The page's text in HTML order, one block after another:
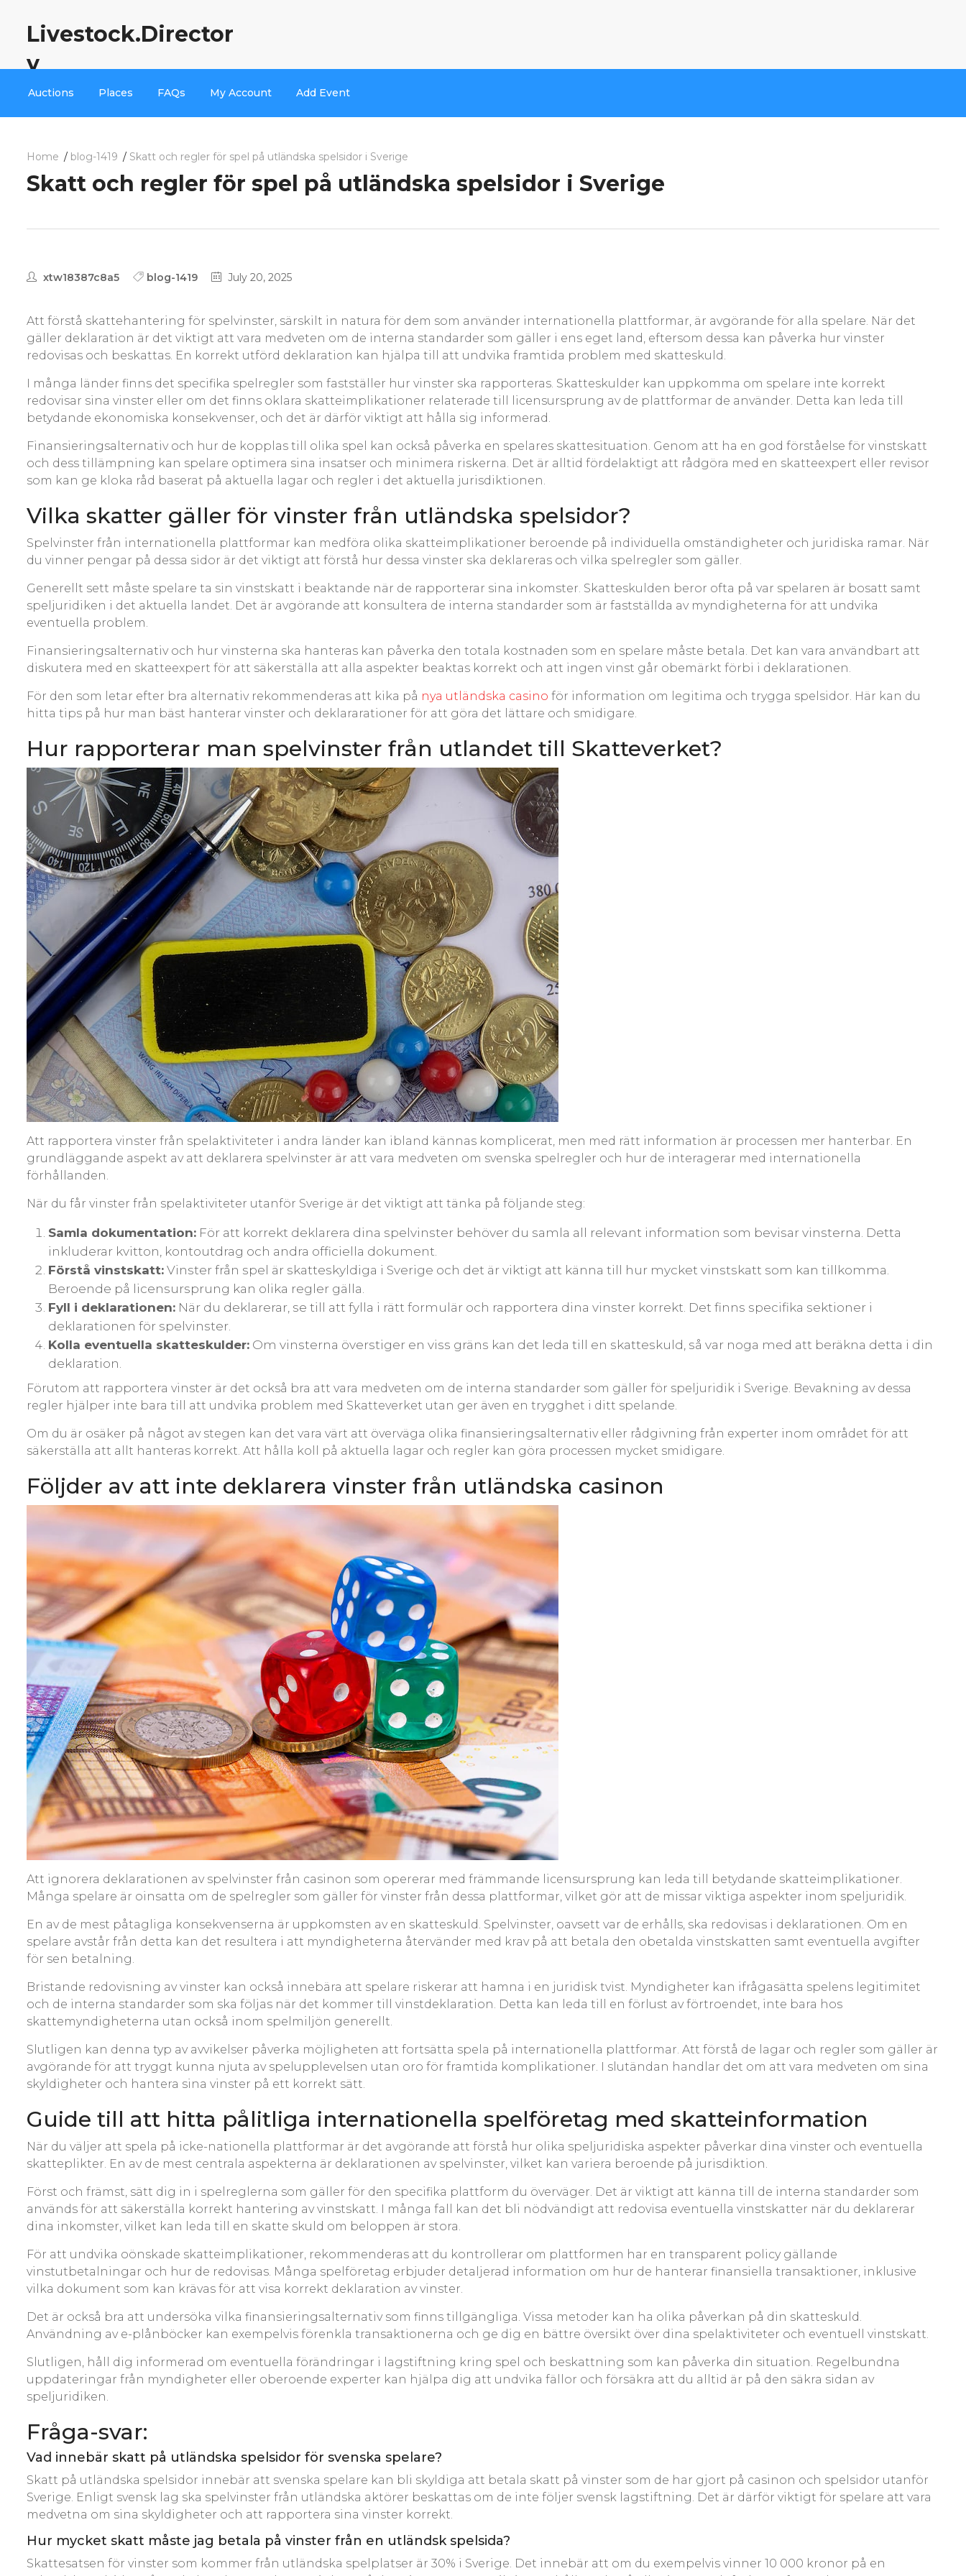
Livestock.Director
y
Auctions Places FAQs My Account Add Event
Home blog-1419 Skatt och regler för spel på utländska spelsidor i Sverige
Skatt och regler för spel på utländska spelsidor i Sverige
xtw18387c8a5 blog-1419 July 20, 2025
Att förstå skattehantering för spelvinster, särskilt in natura för dem som använder internationella plattformar, är avgörande för alla spelare. När det
gäller deklaration är det viktigt att vara medveten om de interna standarder som gäller i ens eget land, eftersom dessa kan påverka hur vinster
redovisas och beskattas. En korrekt utförd deklaration kan hjälpa till att undvika framtida problem med skatteskuld.
I många länder finns det specifika spelregler som fastställer hur vinster ska rapporteras. Skatteskulder kan uppkomma om spelare inte korrekt
redovisar sina vinster eller om det finns oklara skatteimplikationer relaterade till licensursprung av de plattformar de använder. Detta kan leda till
betydande ekonomiska konsekvenser, och det är därför viktigt att hålla sig informerad.
Finansieringsalternativ och hur de kopplas till olika spel kan också påverka en spelares skattesituation. Genom att ha en god förståelse för vinstskatt
och dess tillämpning kan spelare optimera sina insatser och minimera riskerna. Det är alltid fördelaktigt att rådgöra med en skatteexpert eller revisor
som kan ge kloka råd baserat på aktuella lagar och regler i det aktuella jurisdiktionen.
Vilka skatter gäller för vinster från utländska spelsidor?
Spelvinster från internationella plattformar kan medföra olika skatteimplikationer beroende på individuella omständigheter och juridiska ramar. När
du vinner pengar på dessa sidor är det viktigt att förstå hur dessa vinster ska deklareras och vilka spelregler som gäller.
Generellt sett måste spelare ta sin vinstskatt i beaktande när de rapporterar sina inkomster. Skatteskulden beror ofta på var spelaren är bosatt samt
speljuridiken i det aktuella landet. Det är avgörande att konsultera de interna standarder som är fastställda av myndigheterna för att undvika
eventuella problem.
Finansieringsalternativ och hur vinsterna ska hanteras kan påverka den totala kostnaden som en spelare måste betala. Det kan vara användbart att
diskutera med en skatteexpert för att säkerställa att alla aspekter beaktas korrekt och att ingen vinst går obemärkt förbi i deklarationen.
För den som letar efter bra alternativ rekommenderas att kika på nya utländska casino för information om legitima och trygga spelsidor. Här kan du
hitta tips på hur man bäst hanterar vinster och deklararationer för att göra det lättare och smidigare.
Hur rapporterar man spelvinster från utlandet till Skatteverket?
Att rapportera vinster från spelaktiviteter i andra länder kan ibland kännas komplicerat, men med rätt information är processen mer hanterbar. En
grundläggande aspekt av att deklarera spelvinster är att vara medveten om svenska spelregler och hur de interagerar med internationella
förhållanden.
När du får vinster från spelaktiviteter utanför Sverige är det viktigt att tänka på följande steg:
Samla dokumentation: För att korrekt deklarera dina spelvinster behöver du samla all relevant information som bevisar vinsterna. Detta
inkluderar kvitton, kontoutdrag och andra officiella dokument.
Förstå vinstskatt: Vinster från spel är skatteskyldiga i Sverige och det är viktigt att känna till hur mycket vinstskatt som kan tillkomma.
Beroende på licensursprung kan olika regler gälla.
Fyll i deklarationen: När du deklarerar, se till att fylla i rätt formulär och rapportera dina vinster korrekt. Det finns specifika sektioner i
deklarationen för spelvinster.
Kolla eventuella skatteskulder: Om vinsterna överstiger en viss gräns kan det leda till en skatteskuld, så var noga med att beräkna detta i din
deklaration.
Förutom att rapportera vinster är det också bra att vara medveten om de interna standarder som gäller för speljuridik i Sverige. Bevakning av dessa
regler hjälper inte bara till att undvika problem med Skatteverket utan ger även en trygghet i ditt spelande.
Om du är osäker på något av stegen kan det vara värt att överväga olika finansieringsalternativ eller rådgivning från experter inom området för att
säkerställa att allt hanteras korrekt. Att hålla koll på aktuella lagar och regler kan göra processen mycket smidigare.
Följder av att inte deklarera vinster från utländska casinon
Att ignorera deklarationen av spelvinster från casinon som opererar med främmande licensursprung kan leda till betydande skatteimplikationer.
Många spelare är oinsatta om de spelregler som gäller för vinster från dessa plattformar, vilket gör att de missar viktiga aspekter inom speljuridik.
En av de mest påtagliga konsekvenserna är uppkomsten av en skatteskuld. Spelvinster, oavsett var de erhålls, ska redovisas i deklarationen. Om en
spelare avstår från detta kan det resultera i att myndigheterna återvänder med krav på att betala den obetalda vinstskatten samt eventuella avgifter
för sen betalning.
Bristande redovisning av vinster kan också innebära att spelare riskerar att hamna i en juridisk tvist. Myndigheter kan ifrågasätta spelens legitimitet
och de interna standarder som ska följas när det kommer till vinstdeklaration. Detta kan leda till en förlust av förtroendet, inte bara hos
skattemyndigheterna utan också inom spelmiljön generellt.
Slutligen kan denna typ av avvikelser påverka möjligheten att fortsätta spela på internationella plattformar. Att förstå de lagar och regler som gäller är
avgörande för att tryggt kunna njuta av spelupplevelsen utan oro för framtida komplikationer. I slutändan handlar det om att vara medveten om sina
skyldigheter och hantera sina vinster på ett korrekt sätt.
Guide till att hitta pålitliga internationella spelföretag med skatteinformation
När du väljer att spela på icke-nationella plattformar är det avgörande att förstå hur olika speljuridiska aspekter påverkar dina vinster och eventuella
skatteplikter. En av de mest centrala aspekterna är deklarationen av spelvinster, vilket kan variera beroende på jurisdiktion.
Först och främst, sätt dig in i spelreglerna som gäller för den specifika plattform du överväger. Det är viktigt att känna till de interna standarder som
används för att säkerställa korrekt hantering av vinstskatt. I många fall kan det bli nödvändigt att redovisa eventuella vinstskatter när du deklarerar
dina inkomster, vilket kan leda till en skatte skuld om beloppen är stora.
För att undvika oönskade skatteimplikationer, rekommenderas att du kontrollerar om plattformen har en transparent policy gällande
vinstutbetalningar och hur de redovisas. Många spelföretag erbjuder detaljerad information om hur de hanterar finansiella transaktioner, inklusive
vilka dokument som kan krävas för att visa korrekt deklaration av vinster.
Det är också bra att undersöka vilka finansieringsalternativ som finns tillgängliga. Vissa metoder kan ha olika påverkan på din skatteskuld.
Användning av e-plånböcker kan exempelvis förenkla transaktionerna och ge dig en bättre översikt över dina spelaktiviteter och eventuell vinstskatt.
Slutligen, håll dig informerad om eventuella förändringar i lagstiftning kring spel och beskattning som kan påverka din situation. Regelbundna
uppdateringar från myndigheter eller oberoende experter kan hjälpa dig att undvika fällor och försäkra att du alltid är på den säkra sidan av
speljuridiken.
Fråga-svar:
Vad innebär skatt på utländska spelsidor för svenska spelare?
Skatt på utländska spelsidor innebär att svenska spelare kan bli skyldiga att betala skatt på vinster som de har gjort på casinon och spelsidor utanför
Sverige. Enligt svensk lag ska spelvinster från utländska aktörer beskattas om de inte följer svensk lagstiftning. Det är därför viktigt för spelare att vara
medvetna om sina skyldigheter och att rapportera sina vinster korrekt.
Hur mycket skatt måste jag betala på vinster från en utländsk spelsida?
Skattesatsen för vinster som kommer från utländska spelplatser är 30% i Sverige. Det innebär att om du exempelvis vinner 10 000 kronor på en